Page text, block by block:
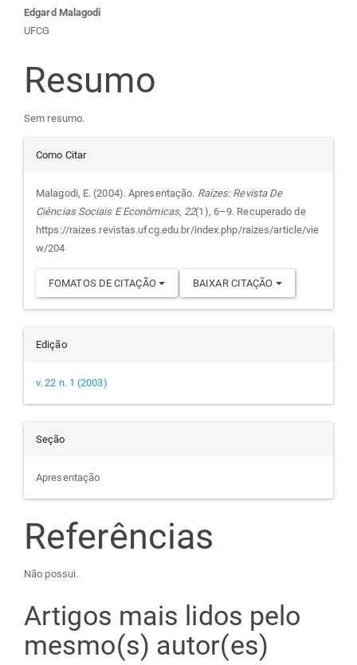
Conteúdo
do
artigo
principal
Edgard Malagodi
UFCG
Resumo
Sem resumo.
Detalhes
do
artigo
Como Citar
Malagodi, E. (2004). Apresentação. Raízes: Revista De
Ciências Sociais E Econômicas, 22(1), 6–9. Recuperado de
https://raizes.revistas.ufcg.edu.br/index.php/raizes/article/vie
w/204
FOMATOS DE CITAÇÃO BAIXAR CITAÇÃO
Edição
v. 22 n. 1 (2003)
Seção
Apresentação
Referências
Não possui.
Artigos mais lidos pelo
mesmo(s) autor(es)